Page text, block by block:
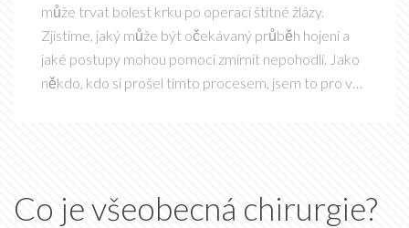
může trvat bolest krku po operaci štítné žlázy.
Zjistíme, jaký může být očekávaný průběh hojení a
jaké postupy mohou pomoci zmírnit nepohodlí. Jako
někdo, kdo si prošel tímto procesem, jsem to pro vás
Co je všeobecná chirurgie?